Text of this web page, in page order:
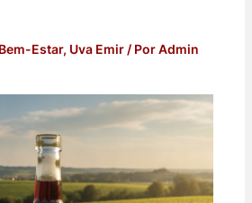
Estar, Uva Emir/ PorAdmin